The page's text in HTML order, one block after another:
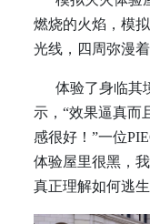
燃烧的火焰，模
光线，四周弥漫着
体验了身临其
示，“效果逼真而
感很好！”一位
体验屋里很黑，
真正理解如何逃